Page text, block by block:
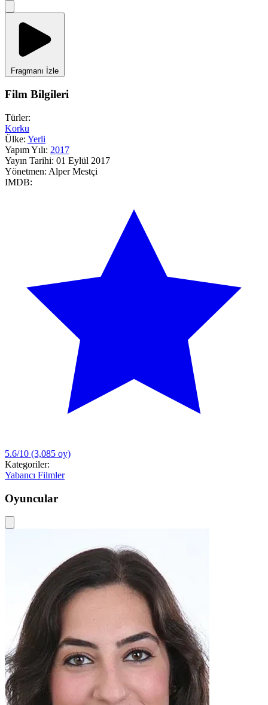
Fragmanı İzle
Film Bilgileri
Türler:
Korku
Ülke: Yerli
Yapım Yılı: 2017
Yayın Tarihi: 01 Eylül 2017
Yönetmen: Alper Mestçi
IMDB:
5.6/10 (3,085 oy)
Kategoriler:
Yabancı Filmler
Oyuncular